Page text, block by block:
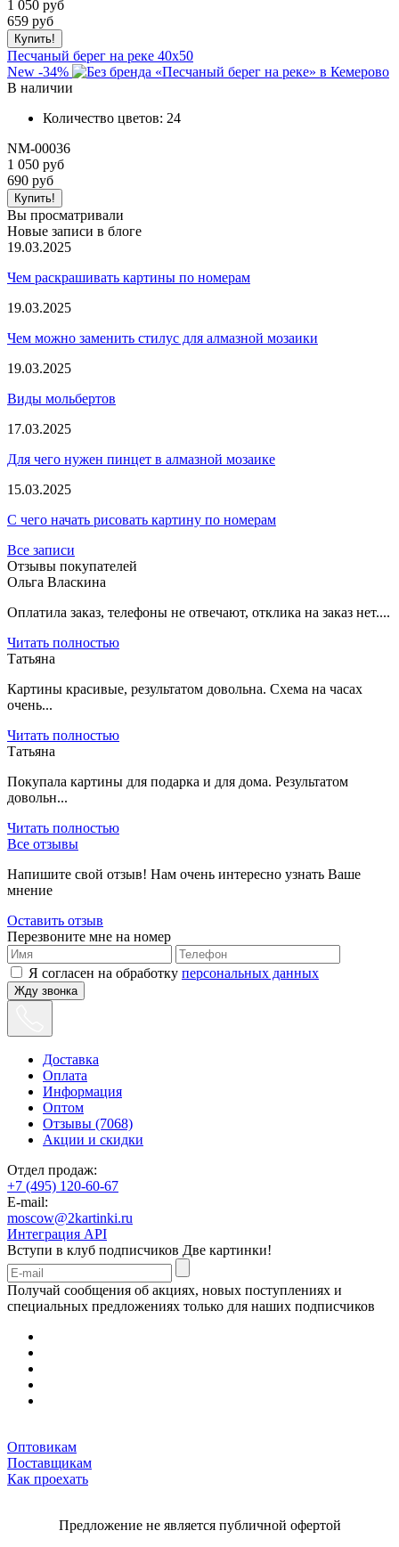
1 050 руб
659 руб
Песчаный берег на реке 40x50
New -34%
В наличии
Количество цветов: 24
NM-00036
1 050 руб
690 руб
Вы просматривали
Новые записи в блоге
19.03.2025
Чем раскрашивать картины по номерам
19.03.2025
Чем можно заменить стилус для алмазной мозаики
19.03.2025
Виды мольбертов
17.03.2025
Для чего нужен пинцет в алмазной мозаике
15.03.2025
С чего начать рисовать картину по номерам
Все записи
Отзывы покупателей
Ольга Власкина
Оплатила заказ, телефоны не отвечают, отклика на заказ нет....
Читать полностью
Татьяна
Картины красивые, результатом довольна. Схема на часах
очень...
Читать полностью
Татьяна
Покупала картины для подарка и для дома. Результатом
довольн...
Читать полностью
Все отзывы
Напишите свой отзыв! Нам очень интересно узнать Ваше
мнение
Оставить отзыв
Перезвоните мне на номер
Я согласен на обработку персональных данных
Жду звонка
Доставка
Оплата
Информация
Оптом
Отзывы (7068)
Акции и скидки
Отдел продаж:
+7 (495) 120-60-67
E-mail:
moscow@2kartinki.ru
Интеграция API
Вступи в клуб подписчиков Две картинки!
Получай сообщения об акциях, новых поступлениях и
специальных предложениях только для наших подписчиков
Оптовикам
Поставщикам
Как проехать
Предложение не является публичной офертой